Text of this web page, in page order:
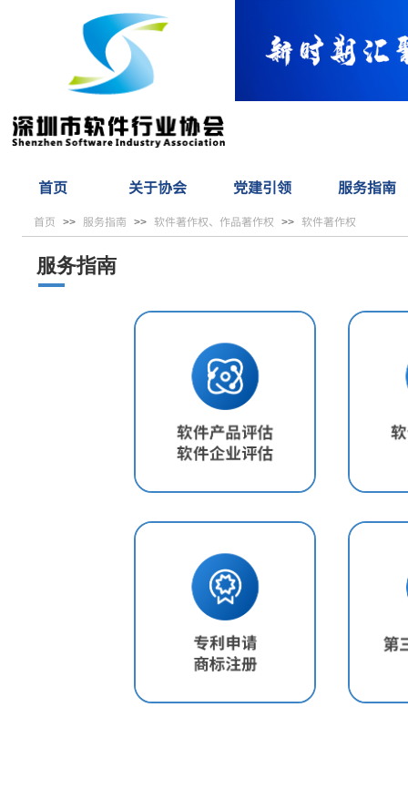
首页 关于协会 党建引领 服务指南
首页 >> 服务指南 >> 软件著作权、作品著作权 >> 软件著作权
服务指南